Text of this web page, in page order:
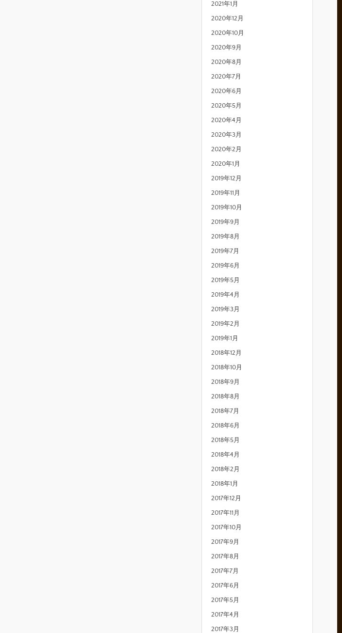
2021年1月
2020年12月
2020年10月
2020年9月
2020年8月
2020年7月
2020年6月
2020年5月
2020年4月
2020年3月
2020年2月
2020年1月
2019年12月
2019年11月
2019年10月
2019年9月
2019年8月
2019年7月
2019年6月
2019年5月
2019年4月
2019年3月
2019年2月
2019年1月
2018年12月
2018年10月
2018年9月
2018年8月
2018年7月
2018年6月
2018年5月
2018年4月
2018年2月
2018年1月
2017年12月
2017年11月
2017年10月
2017年9月
2017年8月
2017年7月
2017年6月
2017年5月
2017年4月
2017年3月